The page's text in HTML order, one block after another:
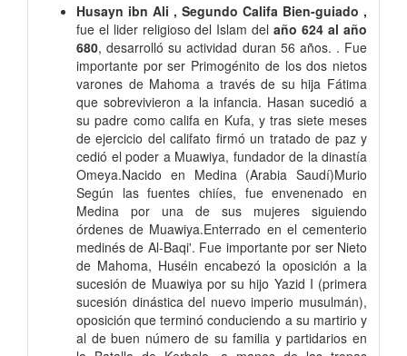
Husayn ibn Ali , Segundo Califa Bien-guiado ,
fue el lider religioso del Islam del año 624 al año
680, desarrolló su actividad duran 56 años. . Fue
importante por ser Primogénito de los dos nietos
varones de Mahoma a través de su hija Fátima
que sobrevivieron a la infancia. Hasan sucedió a
su padre como califa en Kufa, y tras siete meses
de ejercicio del califato firmó un tratado de paz y
cedió el poder a Muawiya, fundador de la dinastía
Omeya.Nacido en Medina (Arabia Saudí)Murio
Según las fuentes chiíes, fue envenenado en
Medina por una de sus mujeres siguiendo
órdenes de Muawiya.Enterrado en el cementerio
medinés de Al-Baqi'. Fue importante por ser Nieto
de Mahoma, Huséin encabezó la oposición a la
sucesión de Muawiya por su hijo Yazid I (primera
sucesión dinástica del nuevo imperio musulmán),
oposición que terminó conduciendo a su martirio y
al de buen número de su familia y partidarios en